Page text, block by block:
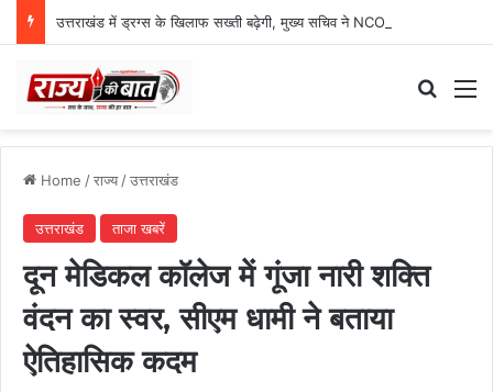
Home /राज्य/उत्तराखंड
उत्तराखंड ताजा खबरें
दून मेडिकल कॉलेज में गूंजा नारी शक्ति
वंदन का स्वर, सीएम धामी ने बताया
ऐतिहासिक कदम